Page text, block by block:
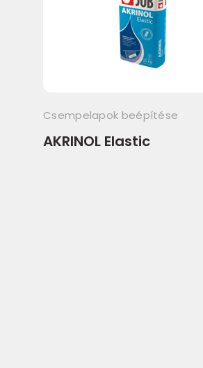
Csempelapok beépítése
AKRINOL Elastic